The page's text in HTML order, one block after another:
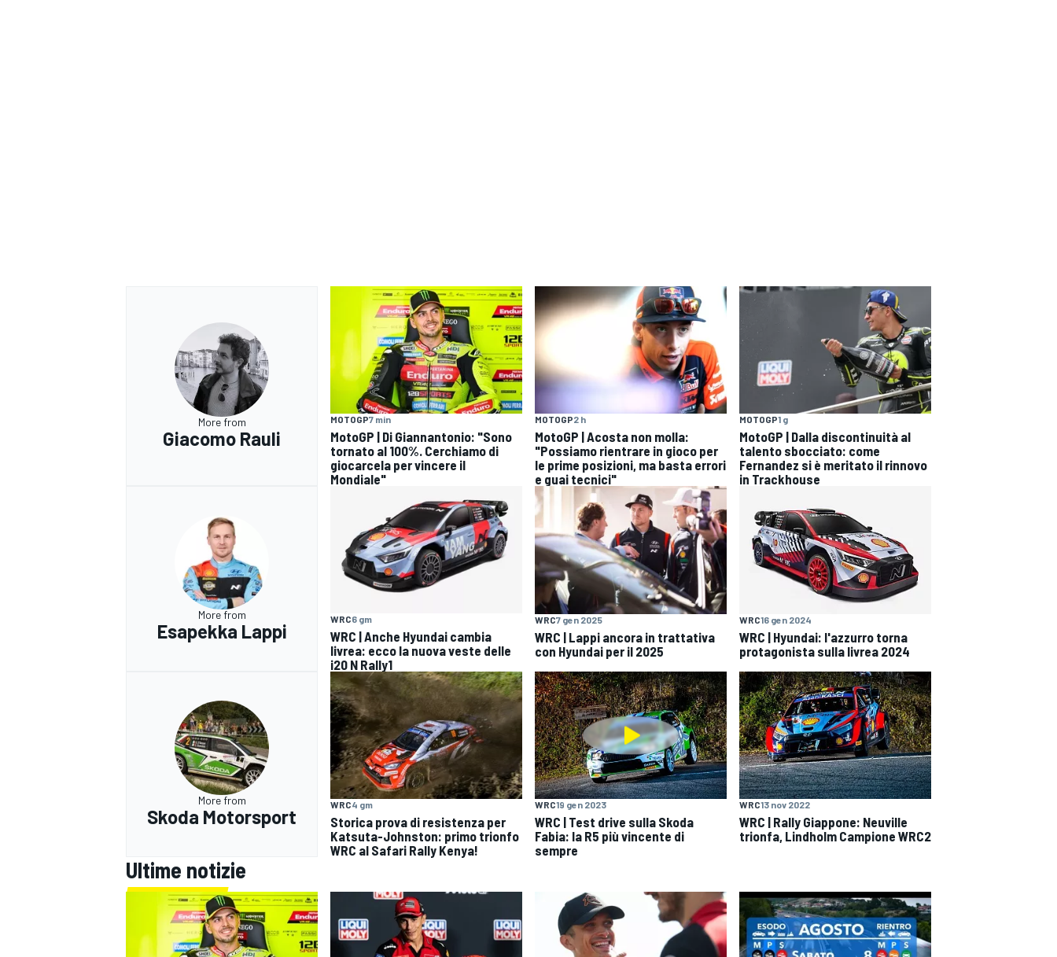
More from
Giacomo Rauli
MOTOGP7 min
MotoGP | Di Giannantonio: "Sono
tornato al 100%. Cerchiamo di
giocarcela per vincere il
Mondiale"
MOTOGP2 h
MotoGP | Acosta non molla:
"Possiamo rientrare in gioco per
le prime posizioni, ma basta errori
e guai tecnici"
MOTOGP1 g
MotoGP | Dalla discontinuità al
talento sbocciato: come
Fernandez si è meritato il rinnovo
in Trackhouse
More from
Esapekka Lappi
WRC6 gm
WRC | Anche Hyundai cambia
livrea: ecco la nuova veste delle
i20 N Rally1
WRC7 gen 2025
WRC | Lappi ancora in trattativa
con Hyundai per il 2025
WRC16 gen 2024
WRC | Hyundai: l'azzurro torna
protagonista sulla livrea 2024
More from
Skoda Motorsport
WRC4 gm
Storica prova di resistenza per
Katsuta-Johnston: primo trionfo
WRC al Safari Rally Kenya!
WRC19 gen 2023
WRC | Test drive sulla Skoda
Fabia: la R5 più vincente di
sempre
WRC13 nov 2022
WRC | Rally Giappone: Neuville
trionfa, Lindholm Campione WRC2
Ultime notizie